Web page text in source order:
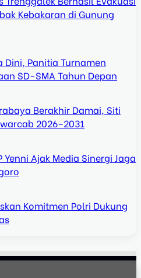
Kebakaran di Gunung
Dini, Panitia Turnamen
SD-SMA Tahun Depan
Berakhir Damai, Siti
2026–2031
Yenni Ajak Media Sinergi Jaga
Komitmen Polri Dukung